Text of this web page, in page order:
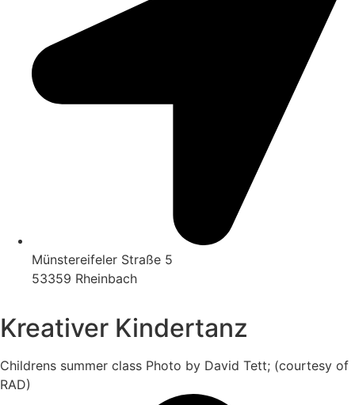
Münstereifeler Straße 5
53359 Rheinbach
Kreativer Kindertanz
Childrens summer class Photo by David Tett; (courtesy of
RAD)